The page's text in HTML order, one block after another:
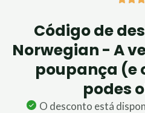
Código de
Norwegian - A
poupança (e
podes
O desconto está